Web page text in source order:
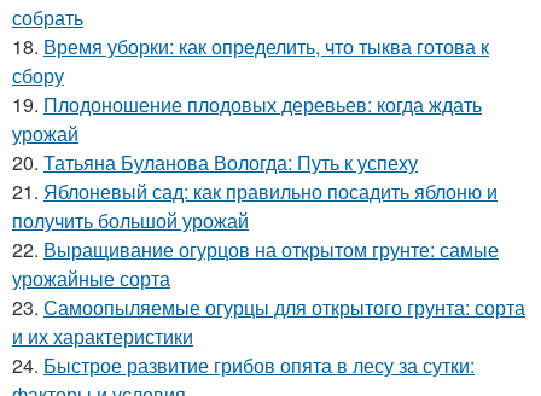
собрать
18. Время уборки: как определить, что тыква готова к
сбору
19. Плодоношение плодовых деревьев: когда ждать
урожай
20. Татьяна Буланова Вологда: Путь к успеху
21. Яблоневый сад: как правильно посадить яблоню и
получить большой урожай
22. Выращивание огурцов на открытом грунте: самые
урожайные сорта
23. Самоопыляемые огурцы для открытого грунта: сорта
и их характеристики
24. Быстрое развитие грибов опята в лесу за сутки: